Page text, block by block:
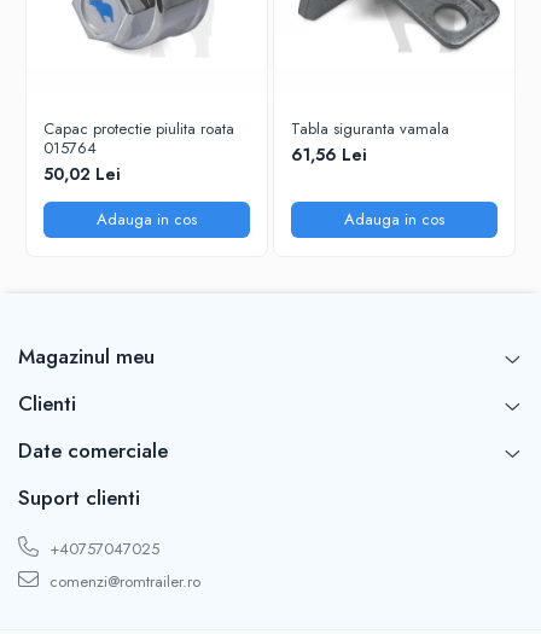
Capac protectie piulita roata
015764
50,02 Lei
Adauga in cos
Tabla siguranta vamala
61,56 Lei
Adauga in cos
Magazinul meu
Clienti
Date comerciale
Suport clienti
+40757047025
comenzi@romtrailer.ro